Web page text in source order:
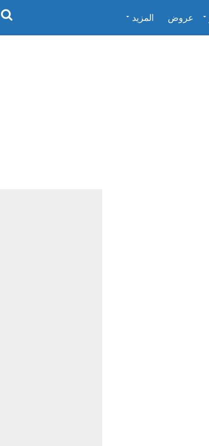
عروض المزيد